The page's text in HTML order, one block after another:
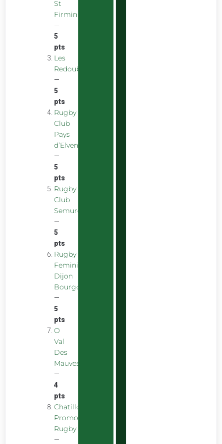
St
Firmin
—
5
pts
Les
Redoubstables
—
5
pts
Rugby
Club
Pays
d’Elven
—
5
pts
Rugby
Club
Semurois
—
5
pts
Rugby
Feminin
Dijon
Bourgogne
—
5
pts
O
Val
Des
Mauves
—
4
pts
Chatillon
Promotion
Rugby
—